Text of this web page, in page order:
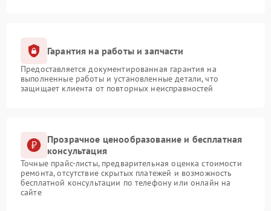
Гарантия на работы и запчасти
Предоставляется документированная гарантия на
выполненные работы и установленные детали, что
защищает клиента от повторных неисправностей
Прозрачное ценообразование и бесплатная
консультация
Точные прайс-листы, предварительная оценка стоимости
ремонта, отсутствие скрытых платежей и возможность
бесплатной консультации по телефону или онлайн на
сайте